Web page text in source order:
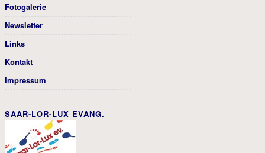
Fotogalerie
Newsletter
Links
Kontakt
Impressum
SAAR-LOR-LUX EVANG.